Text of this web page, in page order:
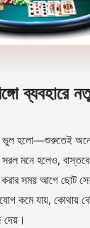
ব্যবহারে
ভুল হলো—শুরুতেই
সরল মনে হলেও,
সময় আগে ছোট
কমে যায়, কোথায়
দেয়।